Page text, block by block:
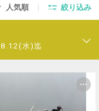
人気順 絞り込み
8.12(水)迄